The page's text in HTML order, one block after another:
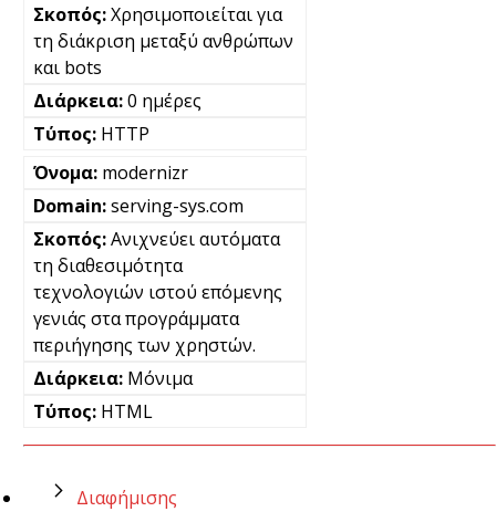
Χρησιμοποιείται για
τη διάκριση μεταξύ ανθρώπων
και bots
0 ημέρες
HTTP
modernizr
serving-sys.com
Ανιχνεύει αυτόματα
τη διαθεσιμότητα
τεχνολογιών ιστού επόμενης
γενιάς στα προγράμματα
περιήγησης των χρηστών.
Μόνιμα
HTML
Διαφήμισης